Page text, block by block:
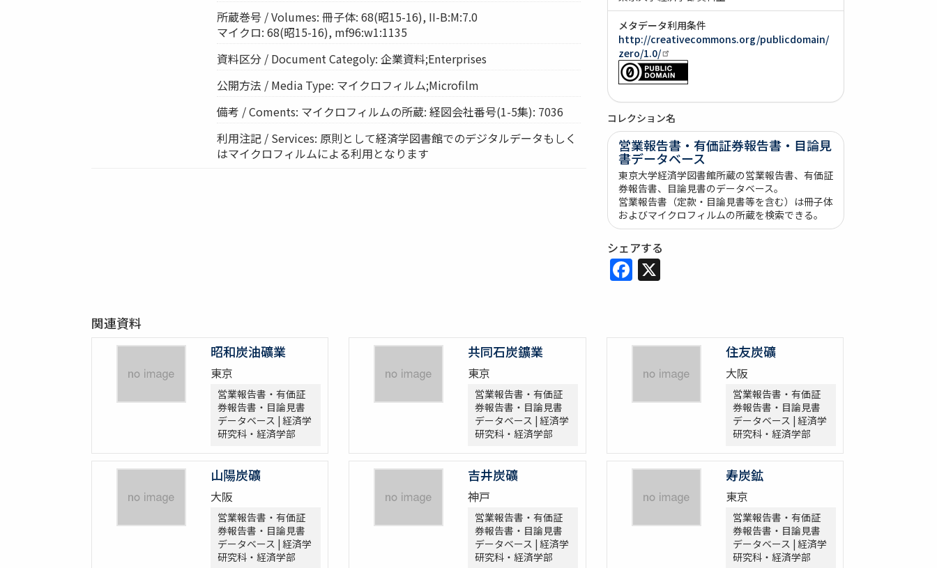
所蔵巻号 / Volumes: 冊子体: 68(昭15-16), II-B:M:7.0
マイクロ: 68(昭15-16), mf96:w1:1135
資料区分 / Document Categoly: 企業資料;Enterprises
公開方法 / Media Type: マイクロフィルム;Microfilm
備考 / Coments: マイクロフィルムの所蔵: 経図会社番号(1-5集): 7036
利用注記 / Services: 原則として経済学図書館でのデジタルデータもしく
はマイクロフィルムによる利用となります
メタデータ利用条件
http://creativecommons.org/publicdomain/
zero/1.0/
コレクション名
営業報告書・有価証券報告書・目論見
書データベース
東京大学経済学図書館所蔵の営業報告書、有価証
券報告書、目論見書のデータベース。
営業報告書（定款・目論見書等を含む）は冊子体
およびマイクロフィルムの所蔵を検索できる。
シェアする
Facebook
X
関連資料
昭和炭油礦業
東京
営業報告書・有価証
券報告書・目論見書
データベース | 経済学
研究科・経済学部
共同石炭鑛業
東京
営業報告書・有価証
券報告書・目論見書
データベース | 経済学
研究科・経済学部
住友炭礦
大阪
営業報告書・有価証
券報告書・目論見書
データベース | 経済学
研究科・経済学部
山陽炭礦
大阪
営業報告書・有価証
券報告書・目論見書
データベース | 経済学
研究科・経済学部
吉井炭礦
神戸
営業報告書・有価証
券報告書・目論見書
データベース | 経済学
研究科・経済学部
寿炭鉱
東京
営業報告書・有価証
券報告書・目論見書
データベース | 経済学
研究科・経済学部